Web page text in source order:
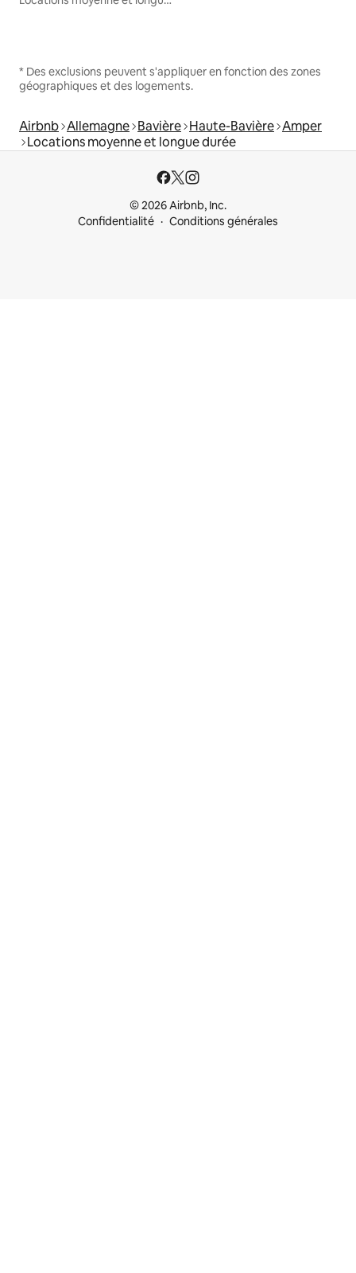
* Des exclusions peuvent s'appliquer en fonction des zones
géographiques et des logements.
Airbnb Allemagne Bavière Haute-Bavière Amper
Locations moyenne et longue durée
© 2026 Airbnb, Inc.
Confidentialité
Conditions générales